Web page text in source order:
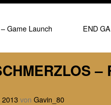
Game Launch
END
2013von Gavin_80